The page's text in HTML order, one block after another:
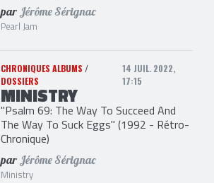
par Jérôme Sérignac
Pearl Jam
CHRONIQUES ALBUMS /
DOSSIERS
14 JUIL. 2022,
17:15
MINISTRY
"Psalm 69: The Way To Succeed And
The Way To Suck Eggs" (1992 - Rétro-
Chronique)
par Jérôme Sérignac
Ministry